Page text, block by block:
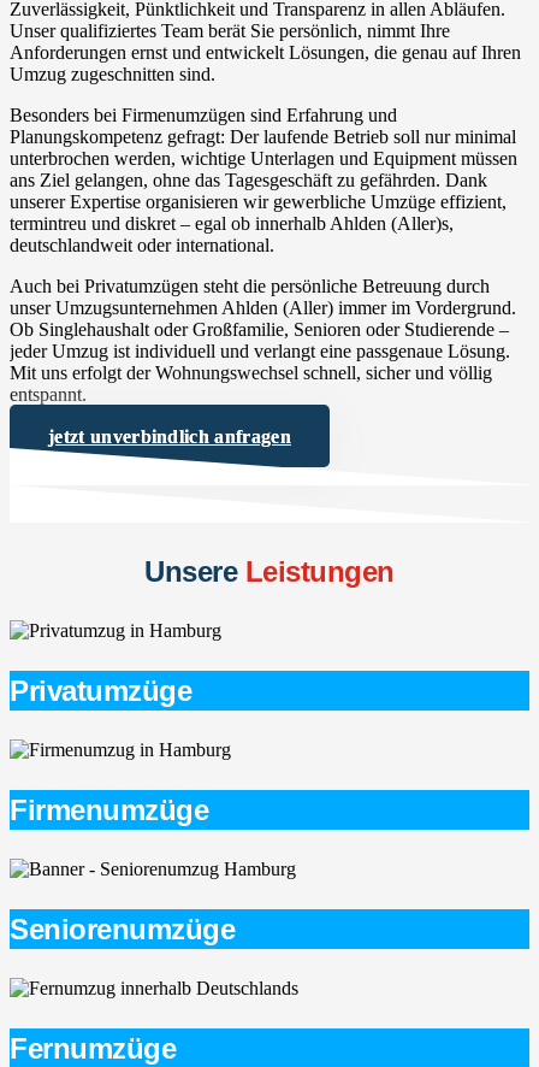
Zuverlässigkeit, Pünktlichkeit und Transparenz in allen Abläufen.
Unser qualifiziertes Team berät Sie persönlich, nimmt Ihre
Anforderungen ernst und entwickelt Lösungen, die genau auf Ihren
Umzug zugeschnitten sind.
Besonders bei Firmenumzügen sind Erfahrung und
Planungskompetenz gefragt: Der laufende Betrieb soll nur minimal
unterbrochen werden, wichtige Unterlagen und Equipment müssen
ans Ziel gelangen, ohne das Tagesgeschäft zu gefährden. Dank
unserer Expertise organisieren wir gewerbliche Umzüge effizient,
termintreu und diskret – egal ob innerhalb Ahlden (Aller)s,
deutschlandweit oder international.
Auch bei Privatumzügen steht die persönliche Betreuung durch
unser Umzugsunternehmen Ahlden (Aller) immer im Vordergrund.
Ob Singlehaushalt oder Großfamilie, Senioren oder Studierende –
jeder Umzug ist individuell und verlangt eine passgenaue Lösung.
Mit uns erfolgt der Wohnungswechsel schnell, sicher und völlig
entspannt.
jetzt unverbindlich anfragen
UnsereLeistungen
Privatumzüge
Firmenumzüge
Seniorenumzüge
Fernumzüge